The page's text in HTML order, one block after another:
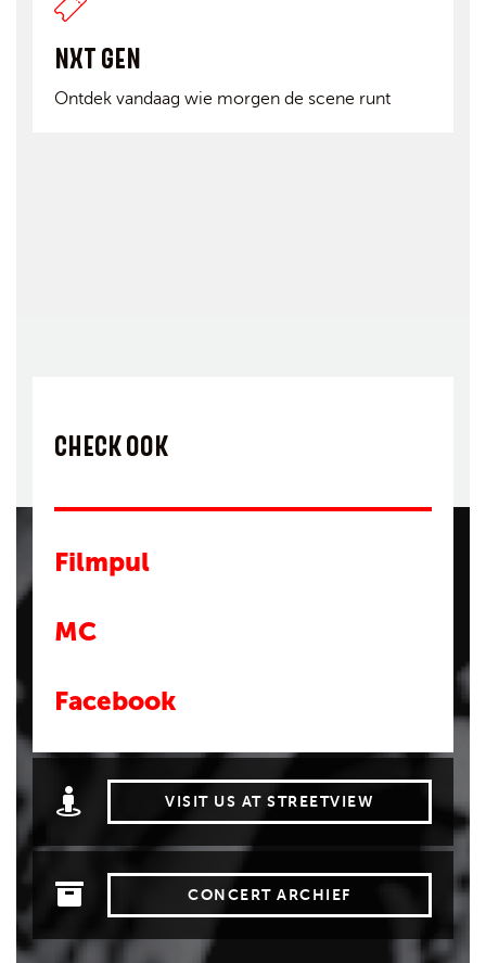
NXT GEN
Ontdek vandaag wie morgen de scene runt
CHECK OOK
Filmpul
MC
Facebook
VISIT US AT STREETVIEW
CONCERT ARCHIEF